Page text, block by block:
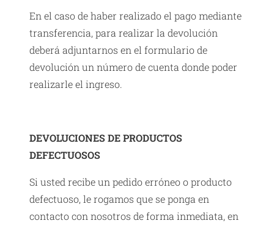
En el caso de haber realizado el pago mediante
transferencia, para realizar la devolución
deberá adjuntarnos en el formulario de
devolución un número de cuenta donde poder
realizarle el ingreso.
DEVOLUCIONES DE PRODUCTOS
DEFECTUOSOS
Si usted recibe un pedido erróneo o producto
defectuoso, le rogamos que se ponga en
contacto con nosotros de forma inmediata, en